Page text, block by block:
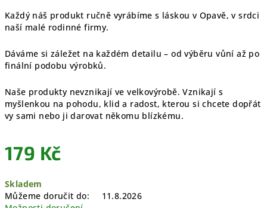
Každý náš produkt ručně vyrábíme s láskou v Opavě, v srdci
naší malé rodinné firmy.
Dáváme si záležet na každém detailu – od výběru vůní až po
finální podobu výrobků.
Naše produkty nevznikají ve velkovýrobě. Vznikají s
myšlenkou na pohodu, klid a radost, kterou si chcete dopřát
vy sami nebo ji darovat někomu blízkému.
179 Kč
cena:
Skladem
Můžeme doručit do:
11.8.2026